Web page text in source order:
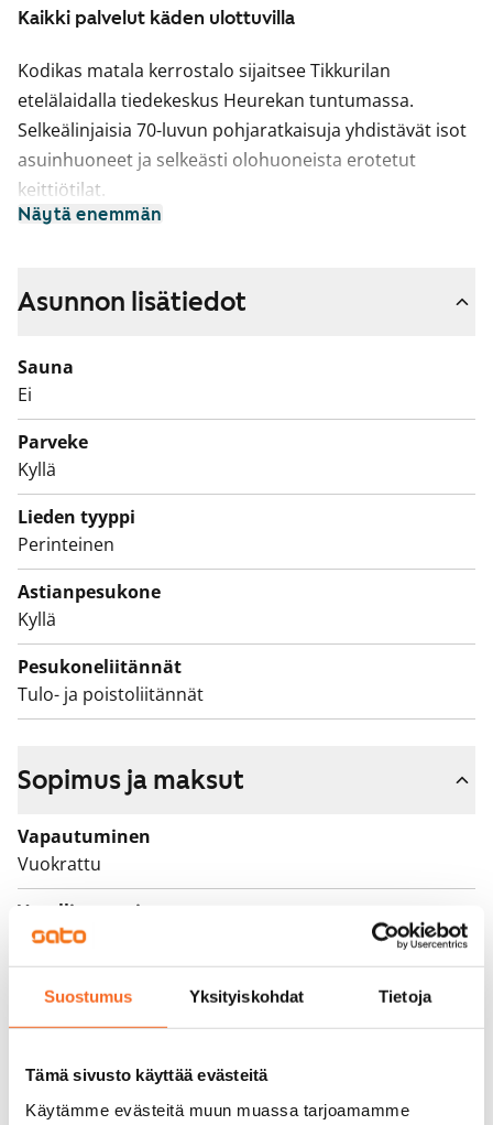
Suostumus Yksityiskohdat Tietoja
Tämä sivusto käyttää evästeitä
Käytämme evästeitä muun muassa tarjoamamme
Kaikki palvelut käden ulottuvilla
Kodikas matala kerrostalo sijaitsee Tikkurilan
etelälaidalla tiedekeskus Heurekan tuntumassa.
Selkeälinjaisia 70-luvun pohjaratkaisuja yhdistävät isot
asuinhuoneet ja selkeästi olohuoneista erotetut
keittiötilat.
Kaikissa asunnoissa on parveke länsiluoteeseen ja
Näytä enemmän
Asunnon lisätiedot
Sauna
Ei
Parveke
Kyllä
Lieden tyyppi
Perinteinen
Astianpesukone
Kyllä
Pesukoneliitännät
Tulo- ja poistoliitännät
Sopimus ja maksut
Vapautuminen
Vuokrattu
Varallisuusrajat
Ei
Vuokra
Vuokravakuus
Kotivakuutus